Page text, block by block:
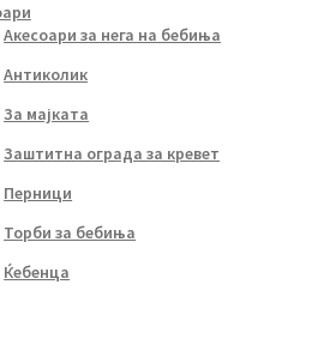
Акесоари за нега на бебиња
Антиколик
За мајката
Заштитна ограда за кревет
Перници
Торби за бебиња
Ќебенца